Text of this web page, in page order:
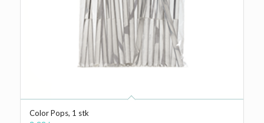
Color Pops, 1 stk